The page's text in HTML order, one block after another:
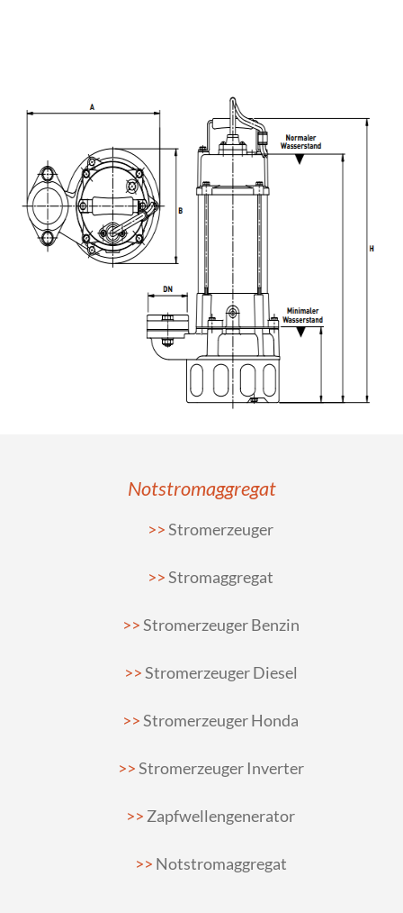
Notstromaggregat
Stromerzeuger
Stromaggregat
Stromerzeuger Benzin
Stromerzeuger Diesel
Stromerzeuger Honda
Stromerzeuger Inverter
Zapfwellengenerator
Notstromaggregat